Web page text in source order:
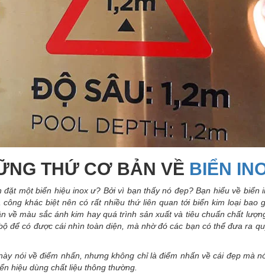
THỨ CƠ BẢN VỀ BIỂN
đặt một biển hiệu inox ư? Bởi vì bạn thấy nó đẹp? Bạn hiểu về
công khác biệt nên có rất nhiều thứ liên quan tới biển kim loại
về màu sắc ánh kim hay quá trình sản xuất và tiêu chuẩn chất
để có được cái nhìn toàn diện, mà nhờ đó các bạn có thể đưa ra
nói về điểm nhấn, nhưng không chỉ là điểm nhấn về cái đẹp mà
hiệu dùng chất liệu thông thường.